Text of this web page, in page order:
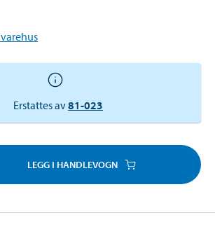
varehus
Erstattes av81-023
LEGG I HANDLEVOGN